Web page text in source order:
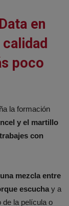
en
poco
la formación
y el martillo
con
una mezcla entre
escucha y a
de la película o